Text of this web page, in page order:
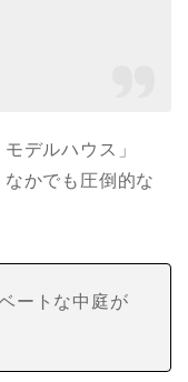
デルハウス」
かでも圧倒的な
ートな中庭が